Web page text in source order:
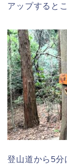
アップすると
登山道から5分